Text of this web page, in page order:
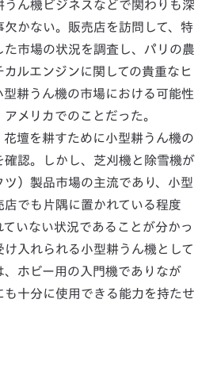
うん機ビジネスなどで関わりも深
欠かない。販売店を訪問して、特
た市場の状況を調査し、パリの農
ルエンジンに関しての貴重なヒ
型耕うん機の市場における可能性
メリカでのことだった。
壇を耕すために小型耕うん機の
確認。しかし、芝刈機と除雪機が
）製品市場の主流であり、小型
でも片隅に置かれている程度
いない状況であることが分かっ
入れられる小型耕うん機として
ホビー用の入門機でありなが
も十分に使用できる能力を持たせ